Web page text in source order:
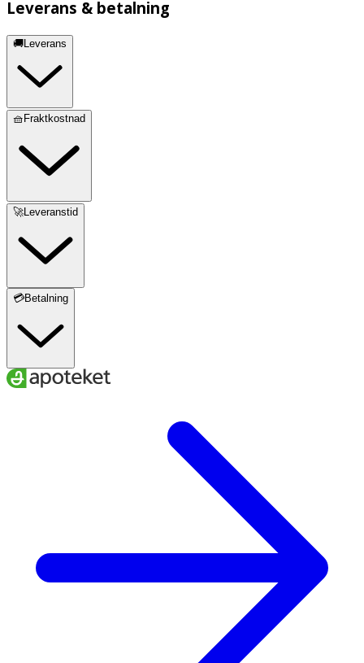
Leverans & betalning
🚚Leverans
🧺Fraktkostnad
🚀Leveranstid
💳Betalning